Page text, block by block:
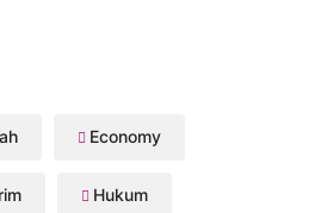
Economy
Hukum